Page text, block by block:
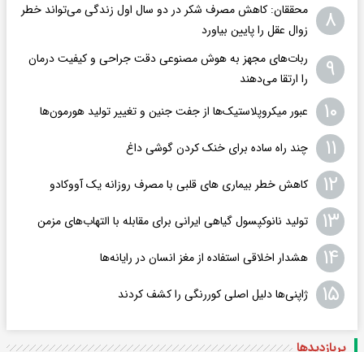
۸
محققان: کاهش مصرف شکر در دو سال اول زندگی می‌تواند خطر
زوال عقل را پایین بیاورد
۹
ربات‌های مجهز به هوش مصنوعی دقت جراحی و کیفیت درمان
را ارتقا می‌دهند
۱۰ عبور میکروپلاستیک‌ها از جفت جنین و تغییر تولید هورمون‌ها
۱۱ چند راه‌ ساده برای خنک کردن گوشی داغ
۱۲ کاهش خطر بیماری های قلبی با مصرف روزانه یک آووکادو
۱۳ تولید نانوکپسول گیاهی ایرانی برای مقابله با التهاب‌های مزمن
۱۴ هشدار اخلاقی استفاده از مغز انسان در رایانه‌ها
۱۵ ژاپنی‌ها دلیل اصلی کوررنگی را کشف کردند
پربازدید‌ها